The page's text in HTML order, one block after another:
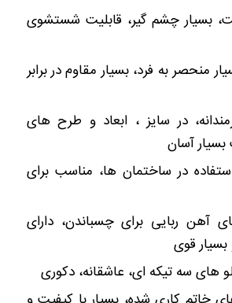
بسیار چشم گیر، قابلیت شستشوی
منحصر به فرد، بسیار مقاوم در برابر
در سایز ، ابعاد و طرح های
آسان
در ساختمان ها، مناسب برای
آهن ربایی برای چسباندن، دارای
بسیار قوی
های سه تیکه ای، عاشقانه، دکوری